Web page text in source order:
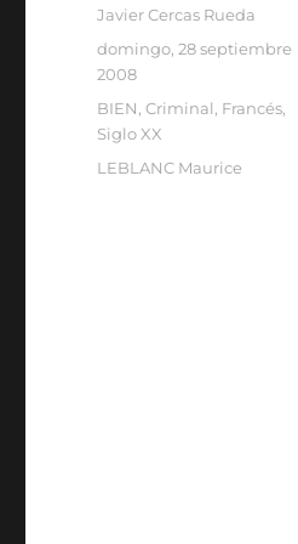
Autor
Javier Cercas Rueda
Publicado
el
domingo, 28 septiembre
2008
Categorías
BIEN ,Criminal Francés
Siglo XX
Etiquetas
LEBLANC Maurice